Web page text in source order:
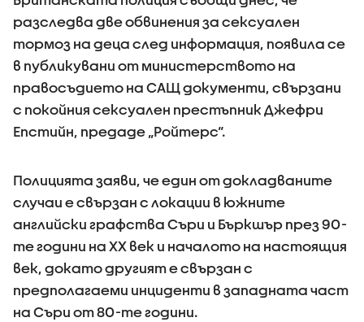
разследва две обвинения за сексуален
тормоз на деца след информация, появила се
в публикувани от министерството на
правосъдието на САЩ документи, свързани
с покойния сексуален престъпник Джефри
Епстийн, предаде „Ройтерс“.
Полицията заяви, че един от докладваните
случаи е свързан с локации в южните
английски графства Съри и Бъркшър през 90-
те години на ХХ век и началото на настоящия
век, докато другият е свързан с
предполагаеми инциденти в западната част
на Съри от 80-те години.